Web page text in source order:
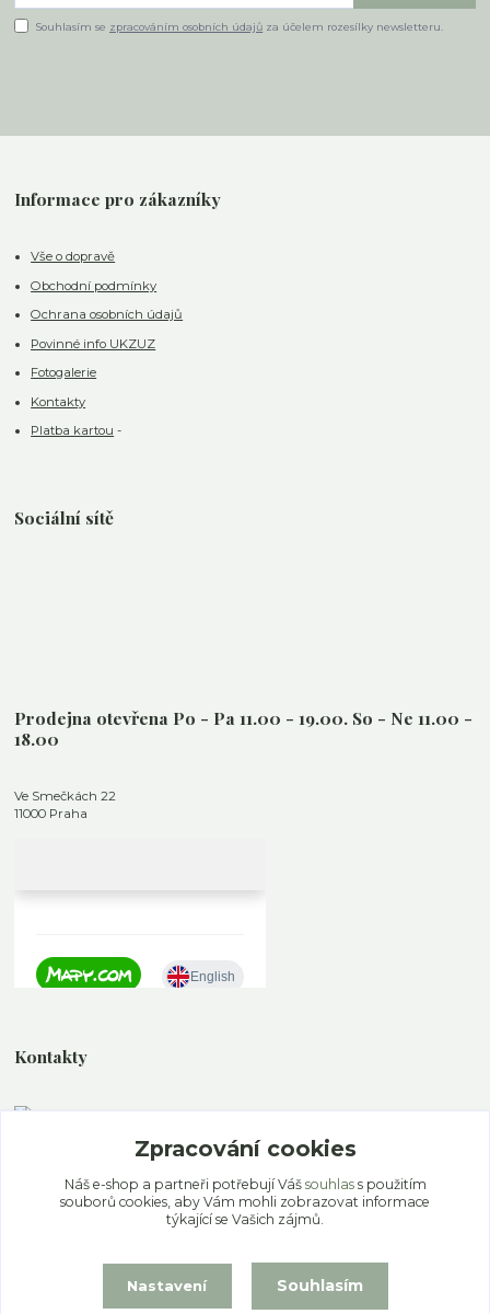
Souhlasím se zpracováním osobních údajů za účelem rozesílky newsletteru.
Informace pro zákazníky
Vše o dopravě
Obchodní podmínky
Ochrana osobních údajů
Povinné info UKZUZ
Fotogalerie
Kontakty
Platba kartou -
Sociální sítě
Prodejna otevřena Po - Pa 11.00 - 19.00. So - Ne 11.00 -
18.00
Ve Smečkách 22
11000 Praha
Kontakty
+420 777 339 077
Po - Pa 11.00 - 19.00 So - Ne 12.00 - 18.00
info@ekoaloe.cz
Zpracování cookies
Náš e-shop a partneři potřebují Váš souhlass použitím
souborů cookies, aby Vám mohli zobrazovat informace
týkající se Vašich zájmů.
Nastavení Souhlasím